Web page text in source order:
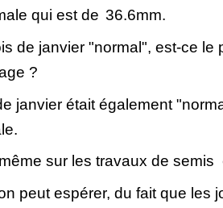
qui est de 36.6mm.
de janvier "normal", est-ce le
?
janvier était également
sur les travaux de semis
peut espérer, du fait que les